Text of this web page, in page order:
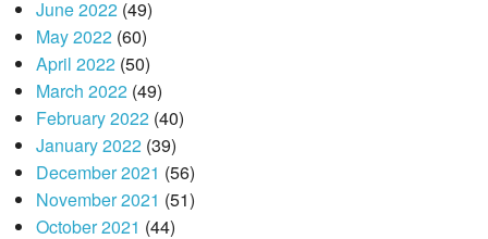
June 2022(49)
May 2022(60)
April 2022(50)
March 2022(49)
February 2022(40)
January 2022(39)
December 2021 (56)
November 2021 (51)
October 2021 (44)